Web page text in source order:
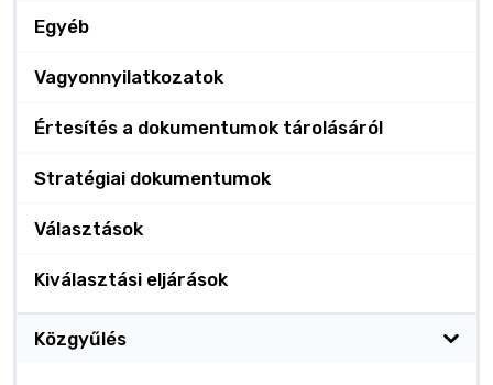
Egyéb
Vagyonnyilatkozatok
Értesítés a dokumentumok tárolásáról
Stratégiai dokumentumok
Választások
Kiválasztási eljárások
Közgyűlés